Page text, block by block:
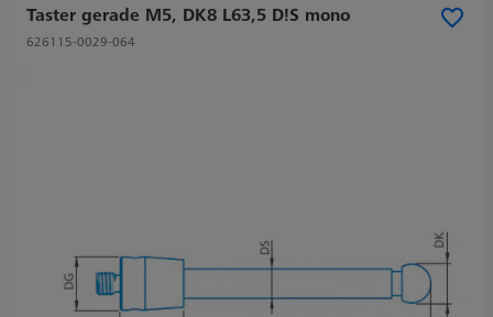
Taster gerade M5, DK8 L63,5 D!S mono
626115-0029-064